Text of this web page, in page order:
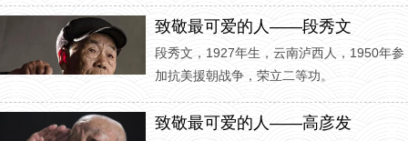
致敬最可爱的人——段秀文
段秀文，1927年生，云南泸西人，1950年参
加抗美援朝战争，荣立二等功。
致敬最可爱的人——高彦发